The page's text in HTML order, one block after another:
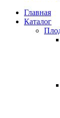
Главная
Каталог